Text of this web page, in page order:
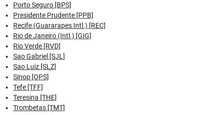
Porto Seguro [BPS]
Presidente Prudente [PPB]
Recife (Guararapes Intl.) [REC]
Rio de Janeiro (Intl.) [GIG]
Rio Verde [RVD]
Sao Gabriel [SJL]
Sao Luiz [SLZ]
Sinop [OPS]
Tefe [TFF]
Teresina [THE]
Trombetas [TMT]